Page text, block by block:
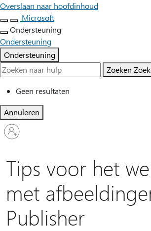
Overslaan naar hoofdinhoud
Microsoft
Ondersteuning
Ondersteuning
Ondersteuning
Zoeken
Geen resultaten
Annuleren
Meld
je
account
Tips voor het
met
Publisher